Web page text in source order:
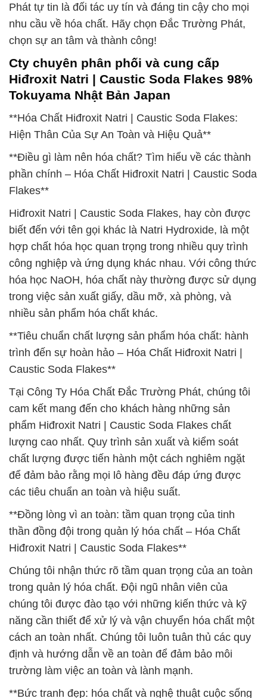
Phát tự tin là đối tác uy tín và đáng tin cậy cho mọi
nhu cầu về hóa chất. Hãy chọn Đắc Trường Phát,
chọn sự an tâm và thành công!
Cty chuyên phân phối và cung cấp
Hiđroxit Natri | Caustic Soda Flakes 98%
Tokuyama Nhật Bản Japan
**Hóa Chất Hiđroxit Natri | Caustic Soda Flakes:
Hiện Thân Của Sự An Toàn và Hiệu Quả**
**Điều gì làm nên hóa chất? Tìm hiểu về các thành
phần chính – Hóa Chất Hiđroxit Natri | Caustic Soda
Flakes**
Hiđroxit Natri | Caustic Soda Flakes, hay còn được
biết đến với tên gọi khác là Natri Hydroxide, là một
hợp chất hóa học quan trọng trong nhiều quy trình
công nghiệp và ứng dụng khác nhau. Với công thức
hóa học NaOH, hóa chất này thường được sử dụng
trong việc sản xuất giấy, dầu mỡ, xà phòng, và
nhiều sản phẩm hóa chất khác.
**Tiêu chuẩn chất lượng sản phẩm hóa chất: hành
trình đến sự hoàn hảo – Hóa Chất Hiđroxit Natri |
Caustic Soda Flakes**
Tại Công Ty Hóa Chất Đắc Trường Phát, chúng tôi
cam kết mang đến cho khách hàng những sản
phẩm Hiđroxit Natri | Caustic Soda Flakes chất
lượng cao nhất. Quy trình sản xuất và kiểm soát
chất lượng được tiến hành một cách nghiêm ngặt
để đảm bảo rằng mọi lô hàng đều đáp ứng được
các tiêu chuẩn an toàn và hiệu suất.
**Đồng lòng vì an toàn: tầm quan trọng của tinh
thần đồng đội trong quản lý hóa chất – Hóa Chất
Hiđroxit Natri | Caustic Soda Flakes**
Chúng tôi nhận thức rõ tầm quan trọng của an toàn
trong quản lý hóa chất. Đội ngũ nhân viên của
chúng tôi được đào tạo với những kiến thức và kỹ
năng cần thiết để xử lý và vận chuyển hóa chất một
cách an toàn nhất. Chúng tôi luôn tuân thủ các quy
định và hướng dẫn về an toàn để đảm bảo môi
trường làm việc an toàn và lành mạnh.
**Bức tranh đẹp: hóa chất và nghệ thuật cuộc sống